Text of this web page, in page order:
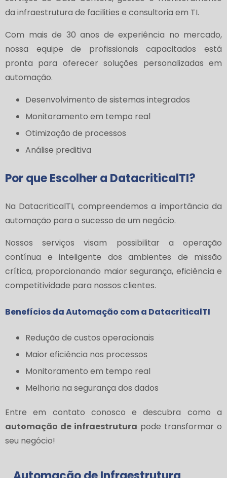
da infraestrutura de facilities e consultoria em TI.
Com mais de 30 anos de experiência no mercado,
nossa equipe de profissionais capacitados está
pronta para oferecer soluções personalizadas em
automação.
Desenvolvimento de sistemas integrados
Monitoramento em tempo real
Otimização de processos
Análise preditiva
Por que Escolher a DatacriticalTI?
Na DatacriticalTI, compreendemos a importância da
automação para o sucesso de um negócio.
Nossos serviços visam possibilitar a operação
contínua e inteligente dos ambientes de missão
crítica, proporcionando maior segurança, eficiência e
competitividade para nossos clientes.
Benefícios da Automação com a DatacriticalTI
Redução de custos operacionais
Maior eficiência nos processos
Monitoramento em tempo real
Melhoria na segurança dos dados
Entre em contato conosco e descubra como a
automação de infraestrutura pode transformar o
seu negócio!